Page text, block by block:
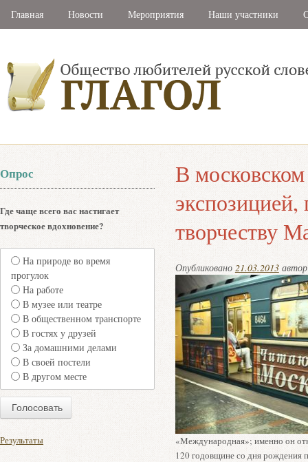
Главная Новости Мероприятия Наши участники
В
творчеству
Опубликовано 21.03.2013
«Международная»; именно он
120 годовщине со дня рождения
Опрос
Где чаще всего вас настигает
творческое вдохновение?
На природе во время
прогулок
На работе
В музее или театре
В общественном транспорте
В гостях у друзей
За домашними делами
В своей постели
В другом месте
Результаты